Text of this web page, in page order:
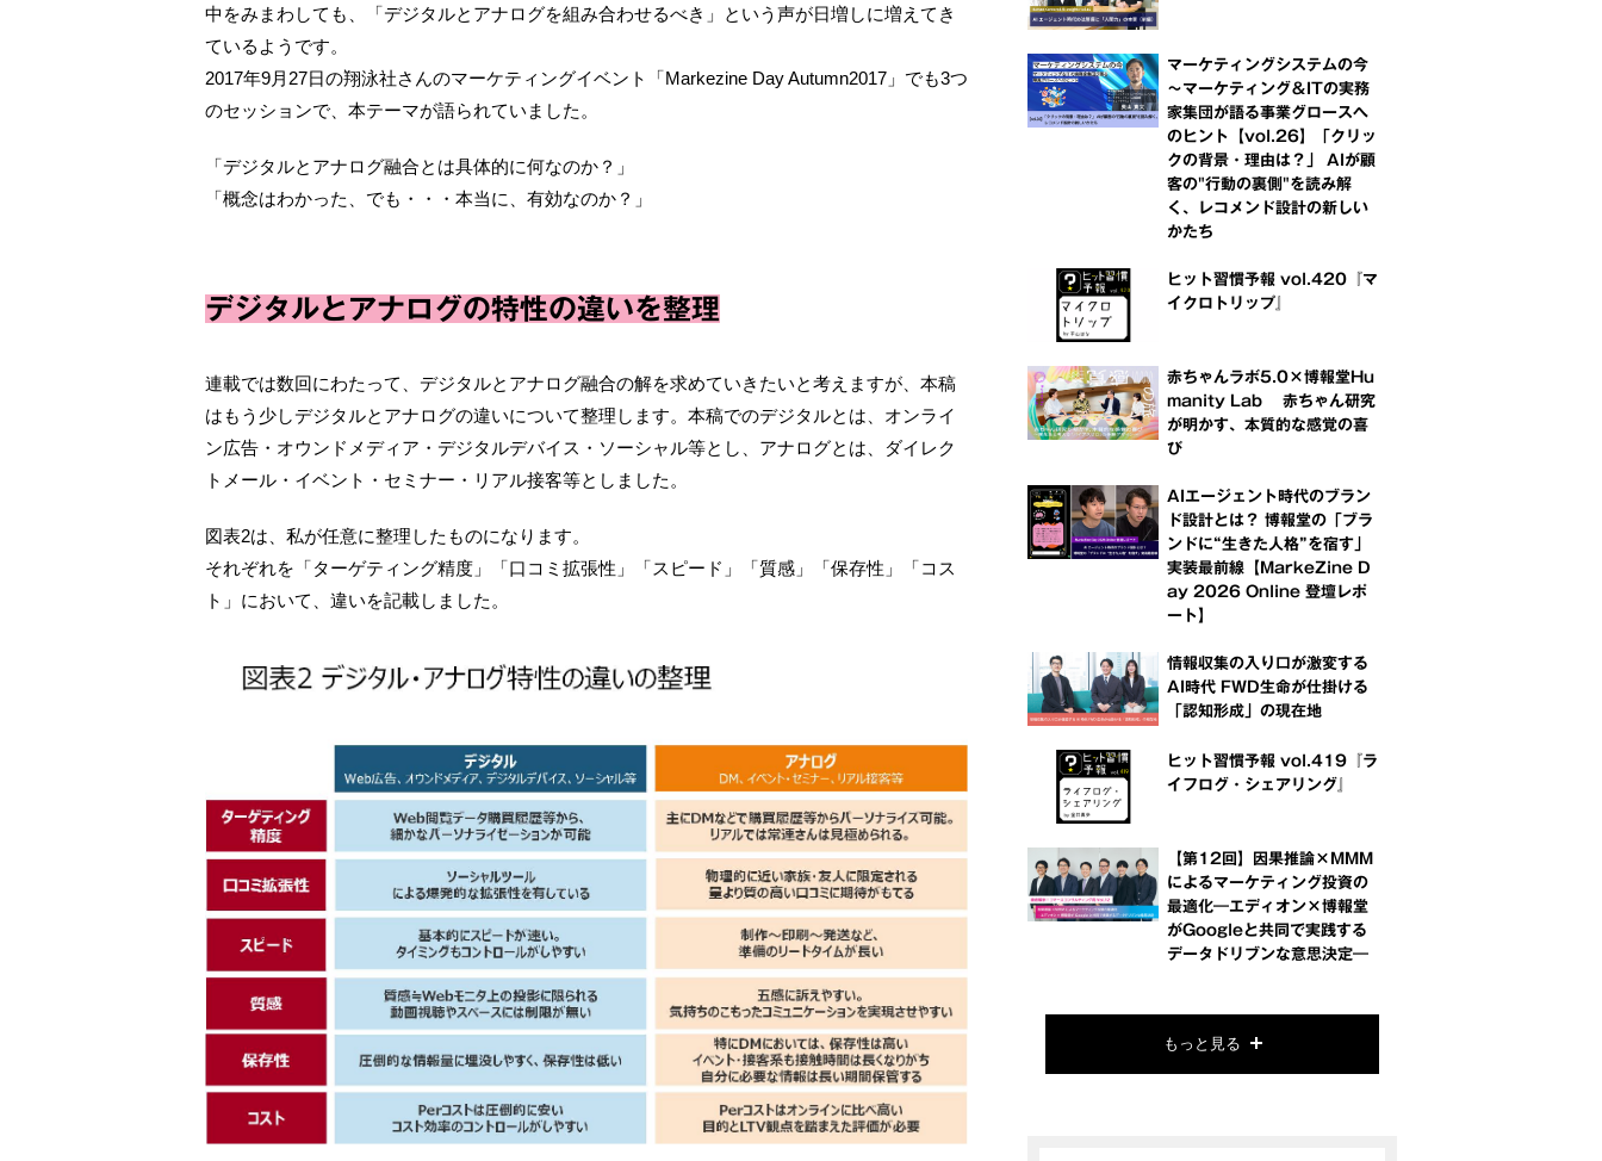
中をみまわしても、「デジタルとアナログを組み合わせるべき」という声が日増しに増えてき
ているようです。
2017年9月27日の翔泳社さんのマーケティングイベント「Markezine Day Autumn2017」でも3つ
のセッションで、本テーマが語られていました。
「デジタルとアナログ融合とは具体的に何なのか？」
「概念はわかった、でも・・・本当に、有効なのか？」
デジタルとアナログの特性の違いを整理
連載では数回にわたって、デジタルとアナログ融合の解を求めていきたいと考えますが、本稿
はもう少しデジタルとアナログの違いについて整理します。本稿でのデジタルとは、オンライ
ン広告・オウンドメディア・デジタルデバイス・ソーシャル等とし、アナログとは、ダイレク
トメール・イベント・セミナー・リアル接客等としました。
図表2は、私が任意に整理したものになります。
それぞれを「ターゲティング精度」「口コミ拡張性」「スピード」「質感」「保存性」「コス
ト」において、違いを記載しました。
マーケティングシステムの今
～マーケティング＆ITの実務
家集団が語る事業グロースへ
のヒント【vol.26】「クリッ
クの背景・理由は？」 AIが顧
客の"行動の裏側"を読み解
く、レコメンド設計の新しい
かたち
ヒット習慣予報 vol.420『マ
イクロトリップ』
赤ちゃんラボ5.0×博報堂Hu
manity Lab 赤ちゃん研究
が明かす、本質的な感覚の喜
び
AIエージェント時代のブラン
ド設計とは？ 博報堂の「ブラ
ンドに“生きた人格”を宿す」
実装最前線【MarkeZine D
ay 2026 Online 登壇レポ
ート】
情報収集の入り口が激変する
AI時代 FWD生命が仕掛ける
「認知形成」の現在地
ヒット習慣予報 vol.419『ラ
イフログ・シェアリング』
【第12回】因果推論×MMM
によるマーケティング投資の
最適化―エディオン×博報堂
がGoogleと共同で実践する
データドリブンな意思決定―
もっと見る